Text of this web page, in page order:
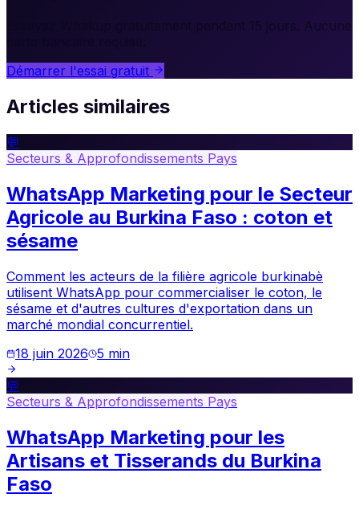
Essayez Whakup gratuitement pendant 15 jours. Aucune
Démarrer l'essai gratuit
Articles similaires
💬
Secteurs & Approfondissements Pays
WhatsApp Marketing pour le Secteur
Agricole au Burkina Faso : coton et
sésame
Comment les acteurs de la filière agricole burkinabè
utilisent WhatsApp pour commercialiser le coton, le
sésame et d'autres cultures d'exportation dans un
marché mondial concurrentiel.
18 juin 2026 5 min
💬
Secteurs & Approfondissements Pays
WhatsApp Marketing pour les
Artisans et Tisserands du Burkina
Faso